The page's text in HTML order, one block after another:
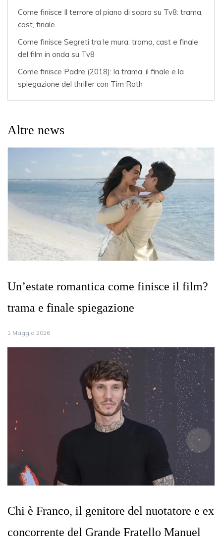
Come finisce Il terrore al piano di sopra su Tv8: trama,
cast, finale
Come finisce Segreti tra le mura: trama, cast e finale
del film in onda su Tv8
Come finisce Padre (2018): la trama, il finale e la
spiegazione del thriller con Tim Roth
Altre news
Un’estate romantica come finisce il film?
trama e finale spiegazione
1 Maggio 2026
Chi è Franco, il genitore del nuotatore e ex
concorrente del Grande Fratello Manuel